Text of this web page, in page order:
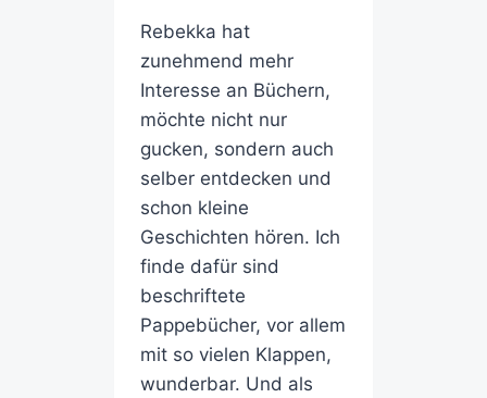
Rebekka hat
zunehmend mehr
Interesse an Büchern,
möchte nicht nur
gucken, sondern auch
selber entdecken und
schon kleine
Geschichten hören. Ich
finde dafür sind
beschriftete
Pappebücher, vor allem
mit so vielen Klappen,
wunderbar. Und als